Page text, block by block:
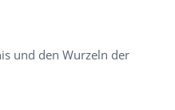
und den Wurzeln der